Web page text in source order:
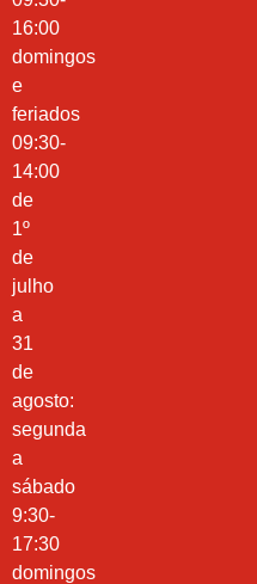
16:00
domingos
e
feriados
09:30-
14:00
de
1º
de
julho
a
31
de
agosto:
segunda
a
sábado
9:30-
17:30
domingos